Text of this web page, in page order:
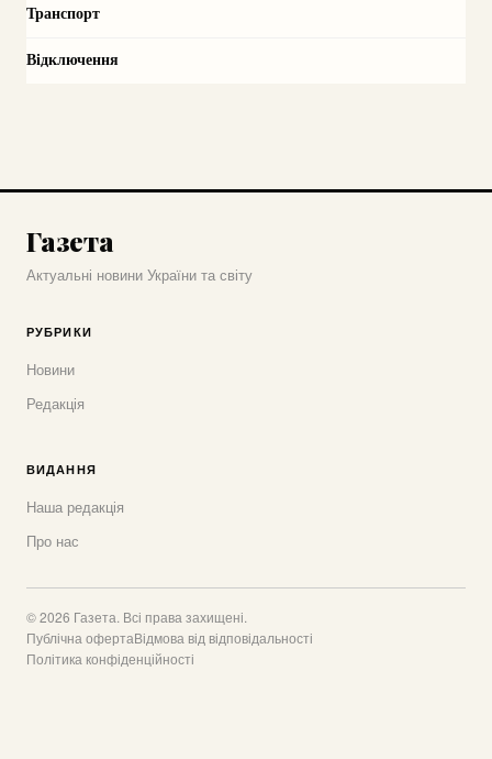
Транспорт
Відключення
Газета
Актуальні новини України та світу
РУБРИКИ
Новини
Редакція
ВИДАННЯ
Наша редакція
Про нас
© 2026 Газета. Всі права захищені.
Публічна офертаВідмова від відповідальності
Політика конфіденційності